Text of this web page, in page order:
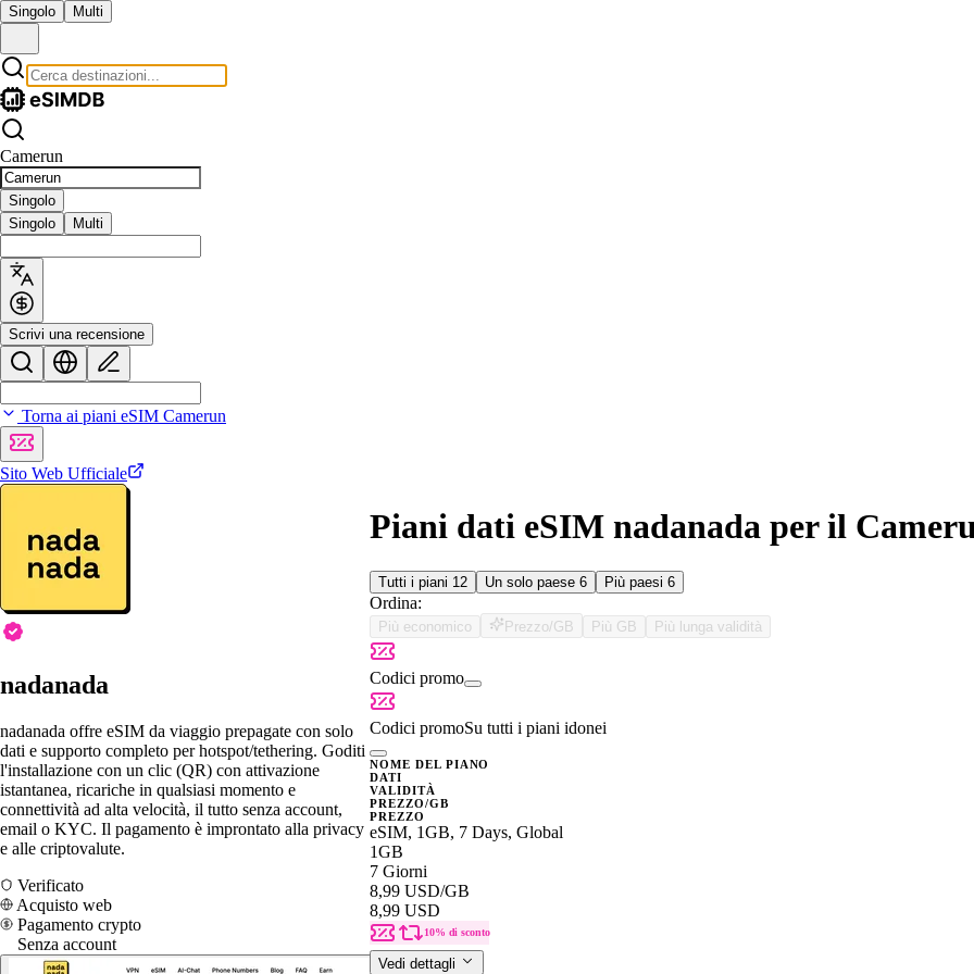
Singolo Multi
Camerun
Singolo
Singolo
Multi
Scrivi una recensione
Torna ai piani eSIM Camerun
Sito Web Ufficiale
nadanada
nadanada offre eSIM da viaggio prepagate con solo
dati e supporto completo per hotspot/tethering. Goditi
l'installazione con un clic (QR) con attivazione
istantanea, ricariche in qualsiasi momento e
connettività ad alta velocità, il tutto senza account,
email o KYC. Il pagamento è improntato alla privacy
e alle criptovalute.
Verificato
Acquisto web
Pagamento crypto
Senza account
Piani dati eSIM nadanada per il
Tutti i piani 12 Un solo paese 6 Più paesi 6
Ordina:
Più economico Prezzo/GB Più GB Più lunga validità
Codici promo
Codici promoSu tutti i piani idonei
NOME DEL PIANO
DATI
VALIDITÀ
PREZZO/GB
PREZZO
eSIM, 1GB, 7 Days, Global
1GB
7 Giorni
8,99 USD/GB
8,99 USD
10% di sconto
Vedi dettagli